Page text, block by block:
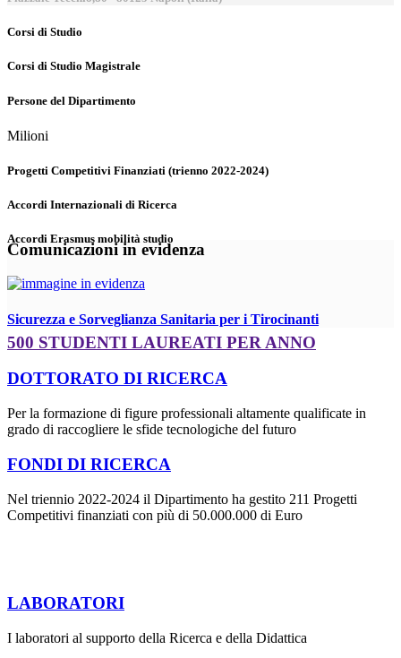
Corsi di Studio
Corsi di Studio Magistrale
Persone del Dipartimento
Milioni
Progetti Competitivi Finanziati (trienno 2022-2024)
Accordi Internazionali di Ricerca
Accordi Erasmus mobilità studio
Comunicazioni in evidenza
Sicurezza e Sorveglianza Sanitaria per i Tirocinanti
500 STUDENTI LAUREATI PER ANNO
DOTTORATO DI RICERCA
Per la formazione di figure professionali altamente qualificate in
grado di raccogliere le sfide tecnologiche del futuro
FONDI DI RICERCA
Nel triennio 2022-2024 il Dipartimento ha gestito 211 Progetti
Competitivi finanziati con più di 50.000.000 di Euro
LABORATORI
I laboratori al supporto della Ricerca e della Didattica